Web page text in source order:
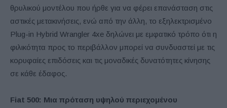
θρυλικού μοντέλου που ήρθε για να φέρει επανάσταση στις
αστικές μετακινήσεις, ενώ από την άλλη, το εξηλεκτρισμένο
Plug-in Hybrid Wrangler 4xe δηλώνει με εμφατικό τρόπο ότι η
φιλικότητα προς το περιβάλλον μπορεί να συνδυαστεί με τις
κορυφαίες επιδόσεις και τις μοναδικές δυνατότητες κίνησης
σε κάθε έδαφος.
Fiat 500: Μια πρόταση υψηλού περιεχομένου